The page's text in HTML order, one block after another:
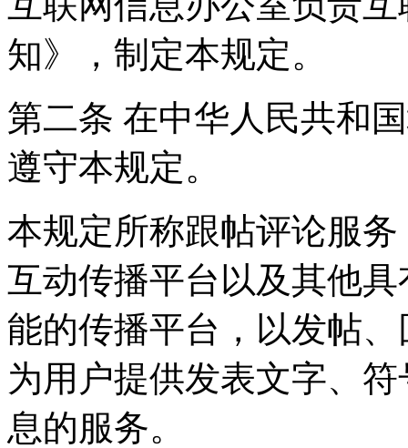
知》，制定本规定。
第二条 在中华人民共和
遵守本规定。
本规定所称跟帖评论服
互动传播平台以及其他
能的传播平台，以发帖
为用户提供发表文字、
息的服务。